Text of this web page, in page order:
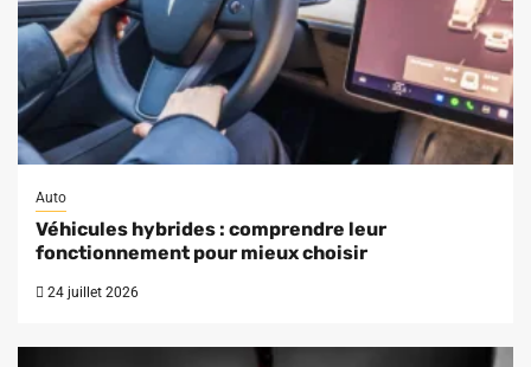
Auto
Véhicules hybrides : comprendre leur
fonctionnement pour mieux choisir
24 juillet 2026